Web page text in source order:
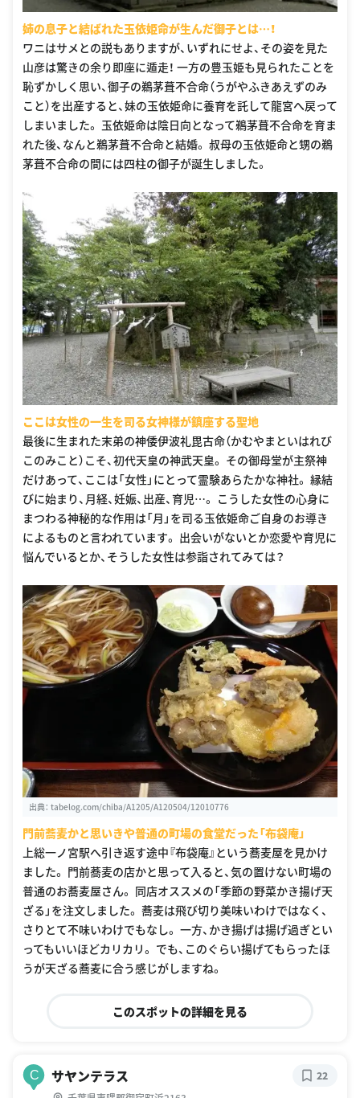
姉の息子と結ばれた玉依姫命が生んだ御子とは…！
ワニはサメとの説もありますが、いずれにせよ、その姿を見た
山彦は驚きの余り即座に遁走！ 一方の豊玉姫も見られたことを
恥ずかしく思い、御子の鵜茅葺不合命（うがやふきあえずのみ
こと）を出産すると、妹の玉依姫命に養育を託して龍宮へ戻って
しまいました。 玉依姫命は陰日向となって鵜茅葺不合命を育ま
れた後、なんと鵜茅葺不合命と結婚。 叔母の玉依姫命と甥の鵜
茅葺不合命の間には四柱の御子が誕生しました。
ここは女性の一生を司る女神様が鎮座する聖地
最後に生まれた末弟の神倭伊波礼毘古命（かむやまといはれび
このみこと）こそ、初代天皇の神武天皇。 その御母堂が主祭神
だけあって、ここは「女性」にとって霊験あらたかな神社。 縁結
びに始まり、月経、妊娠、出産、育児…。 こうした女性の心身に
まつわる神秘的な作用は「月」を司る玉依姫命ご自身のお導き
によるものと言われています。 出会いがないとか恋愛や育児に
悩んでいるとか、そうした女性は参詣されてみては？
出典： tabelog.com/chiba/A1205/A120504/12010776
門前蕎麦かと思いきや普通の町場の食堂だった「布袋庵」
上総一ノ宮駅へ引き返す途中『布袋庵』という蕎麦屋を見かけ
ました。 門前蕎麦の店かと思って入ると、気の置けない町場の
普通のお蕎麦屋さん。 同店オススメの「季節の野菜かき揚げ天
ざる」を注文しました。 蕎麦は飛び切り美味いわけではなく、
さりとて不味いわけでもなし。 一方、かき揚げは揚げ過ぎとい
ってもいいほどカリカリ。 でも、このぐらい揚げてもらったほ
うが天ざる蕎麦に合う感じがしますね。
このスポットの詳細を見る
C サヤンテラス 22